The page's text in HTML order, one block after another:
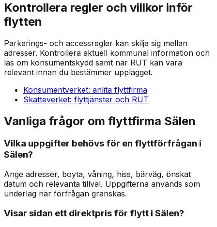
Kontrollera regler och villkor inför
flytten
Parkerings- och accessregler kan skilja sig mellan
adresser. Kontrollera aktuell kommunal information och
läs om konsumentskydd samt när RUT kan vara
relevant innan du bestämmer upplägget.
Konsumentverket: anlita flyttfirma
Skatteverket: flyttjänster och RUT
Vanliga frågor om flyttfirma Sälen
Vilka uppgifter behövs för en flyttförfrågan i
Sälen?
Ange adresser, boyta, våning, hiss, bärväg, önskat
datum och relevanta tillval. Uppgifterna används som
underlag när förfrågan granskas.
Visar sidan ett direktpris för flytt i Sälen?